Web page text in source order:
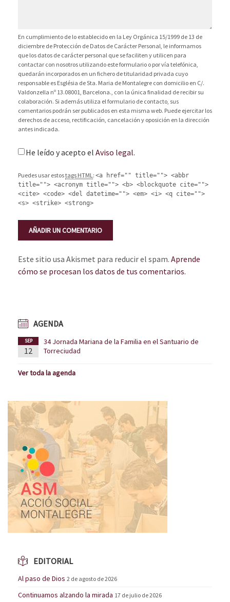
En cumplimiento de lo establecido en la Ley Orgánica 15/1999 de 13 de
diciembre de Protección de Datos de Carácter Personal, le informamos
que los datos de carácter personal que se faciliten y utilicen para
contactar con nosotros utilizando este formulario o por vía telefónica,
quedarán incorporados en un fichero de titularidad privada cuyo
responsable es Església de Sta. Maria de Montalegre con domicilio en C/.
Valdonzella nº 13.08001, Barcelona., con la única finalidad de recibir su
colaboración. Si además utiliza el formulario de contacto, sus
comentarios podrán ser publicados en esta misma web. Puede ejercitar los
derechos de acceso, rectificación, cancelación y oposición en la dirección
antes indicada.
He leído y acepto el Aviso legal.
Puedes usar estostags HTML: <a href="" title=""> <abbr
title=""> <acronym title=""> <b> <blockquote cite="">
<cite> <code> <del datetime=""> <em> <i> <q cite="">
<s> <strike> <strong>
Este sitio usa Akismet para reducir el spam. Aprende
cómo se procesan los datos de tus comentarios.
AGENDA
SEP
12
34 Jornada Mariana de la Familia en el Santuario de
Torreciudad
Ver toda la agenda
EDITORIAL
Al paso de Dios 2 de agosto de 2026
Continuamos alzando la mirada 17 de julio de 2026